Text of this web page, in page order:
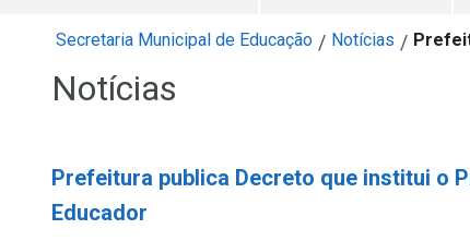
Secretaria Municipal de Educação / Notícias /
Notícias
Prefeitura publica Decreto que institui o
Educador